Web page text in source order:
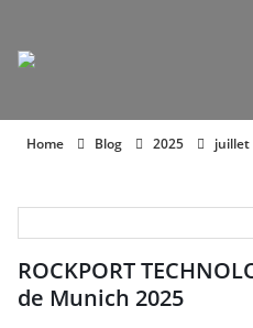
Home Blog 2025 juillet
ROCKPORT
de Munich 2025